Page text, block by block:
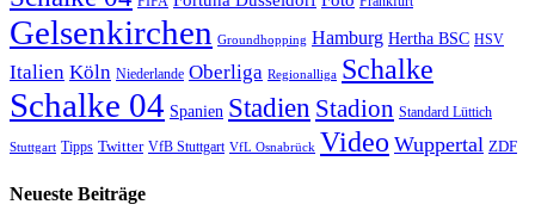
Gelsenkirchen Groundhopping Hamburg Hertha BSC HSV
Italien Köln Niederlande Oberliga Regionalliga Schalke
Schalke 04 Spanien Stadien Stadion Standard Lüttich
Stuttgart Tipps Twitter VfB Stuttgart VfL Osnabrück Video Wuppertal ZDF
Neueste Beiträge